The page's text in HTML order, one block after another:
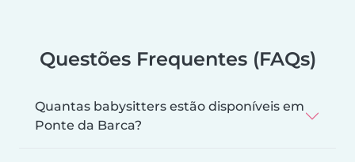
Questões Frequentes (FAQs)
Quantas babysitters estão disponíveis em
Ponte da Barca?